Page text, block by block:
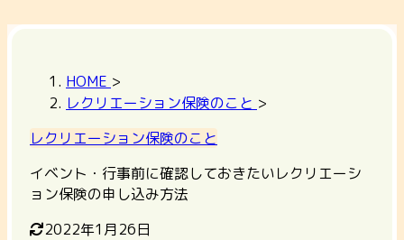
HOME >
レクリエーション保険のこと >
レクリエーション保険のこと
イベント・行事前に確認しておきたいレクリエーシ
ョン保険の申し込み方法
2022年1月26日